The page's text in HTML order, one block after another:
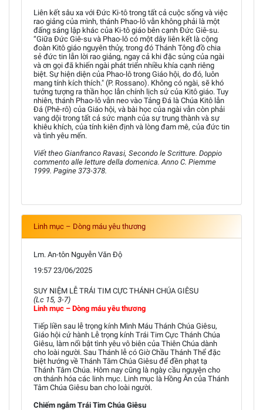
Liên kết sâu xa với Đức Ki-tô trong tất cả cuộc sống và việc
rao giảng của mình, thánh Phao-lô vẫn không phải là một
đấng sáng lập khác của Ki-tô giáo bên cạnh Đức Giê-su.
“Giữa Đức Giê-su và Phao-lô có một dây liên kết là cộng
đoàn Kitô giáo nguyên thủy, trong đó Thánh Tông đồ chia
sẻ đức tin lẫn lời rao giảng, ngay cả khi đặc sủng của ngài
và ơn gọi đã khiến ngài phát triển nhiều khía cạnh riêng
biệt. Sự hiện diện của Phao-lô trong Giáo hội, do đó, luôn
mang tính kích thích." (P. Rossano). Không có ngài, sẽ khó
tưởng tượng ra thần học lẫn chính lịch sử của Kitô giáo. Tuy
nhiên, thánh Phao-lô vẫn neo vào Tảng Đá là Chúa Kitô lẫn
Đá (Phê-rô) của Giáo hội, và bài học của ngài vẫn còn phải
vang dội trong tất cả sức mạnh của sự trung thành và sự
khiêu khích, của tính kiên định và lòng đam mê, của đức tin
và tình yêu mến.
Viết theo Gianfranco Ravasi, Secondo le Scritture. Doppio
commento alle letture della domenica. Anno C. Piemme
1999. Pagine 373-378.
Linh mục – Dòng máu yêu thương
Lm. An-tôn Nguyễn Văn Độ
19:57 23/06/2025
SUY NIỆM LỄ TRÁI TIM CỰC THÁNH CHÚA GIÊSU
(Lc 15, 3-7)
Linh mục – Dòng máu yêu thương
Tiếp liền sau lễ trọng kính Mình Máu Thánh Chúa Giêsu,
Giáo hội cử hành Lễ trọng kính Trái Tim Cực Thánh Chúa
Giêsu, làm nổi bật tình yêu vô biên của Thiên Chúa dành
cho loài người. Sau Thánh lễ có Giờ Chầu Thánh Thể đặc
biệt hướng về Thánh Tâm Chúa Giêsu để đền phạt tạ
Thánh Tâm Chúa. Hôm nay cũng là ngày cầu nguyện cho
ơn thánh hóa các linh mục. Linh mục là Hồng Ân của Thánh
Tâm Chúa Giêsu ban cho loài người.
Chiếm ngắm Trái Tim Chúa Giêsu